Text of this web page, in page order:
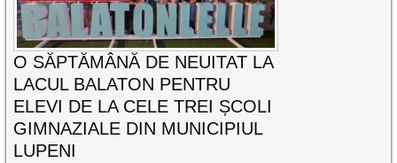
O SĂPTĂMÂNĂ DE NEUITAT LA
LACUL BALATON PENTRU
ELEVI DE LA CELE TREI ȘCOLI
GIMNAZIALE DIN MUNICIPIUL
LUPENI